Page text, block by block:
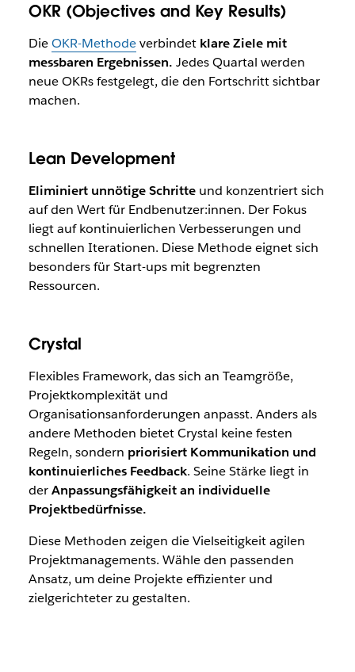
OKR (Objectives and Key Results)
DieOKR-Methodeverbindetklare Ziele mit
messbaren Ergebnissen. Jedes Quartal werden
neue OKRs festgelegt, die den Fortschritt sichtbar
machen.
Lean Development
Eliminiert unnötige Schritte und konzentriert sich
auf den Wert für Endbenutzer:innen. Der Fokus
liegt auf kontinuierlichen Verbesserungen und
schnellen Iterationen. Diese Methode eignet sich
besonders für Start-ups mit begrenzten
Ressourcen.
Crystal
Flexibles Framework, das sich an Teamgröße,
Projektkomplexität und
Organisationsanforderungen anpasst. Anders als
andere Methoden bietet Crystal keine festen
Regeln, sondern priorisiert Kommunikation und
kontinuierliches Feedback. Seine Stärke liegt in
derAnpassungsfähigkeit an individuelle
Projektbedürfnisse.
Diese Methoden zeigen die Vielseitigkeit agilen
Projektmanagements. Wähle den passenden
Ansatz, um deine Projekte effizienter und
zielgerichteter zu gestalten.